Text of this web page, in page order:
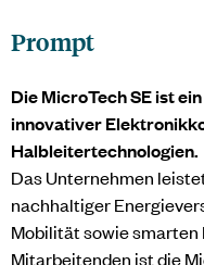
Prompt
Die MicroTech SE ist
innovativer
Halbleitertechnologien.
Das Unternehmen
nachhaltiger
Mobilität sowie smarten
Mitarbeitenden ist die